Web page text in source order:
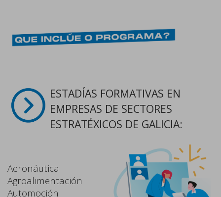
ESTADÍAS FORMATIVAS EN
EMPRESAS DE SECTORES
ESTRATÉXICOS DE GALICIA:
Aeronáutica
Agroalimentación
Automoción